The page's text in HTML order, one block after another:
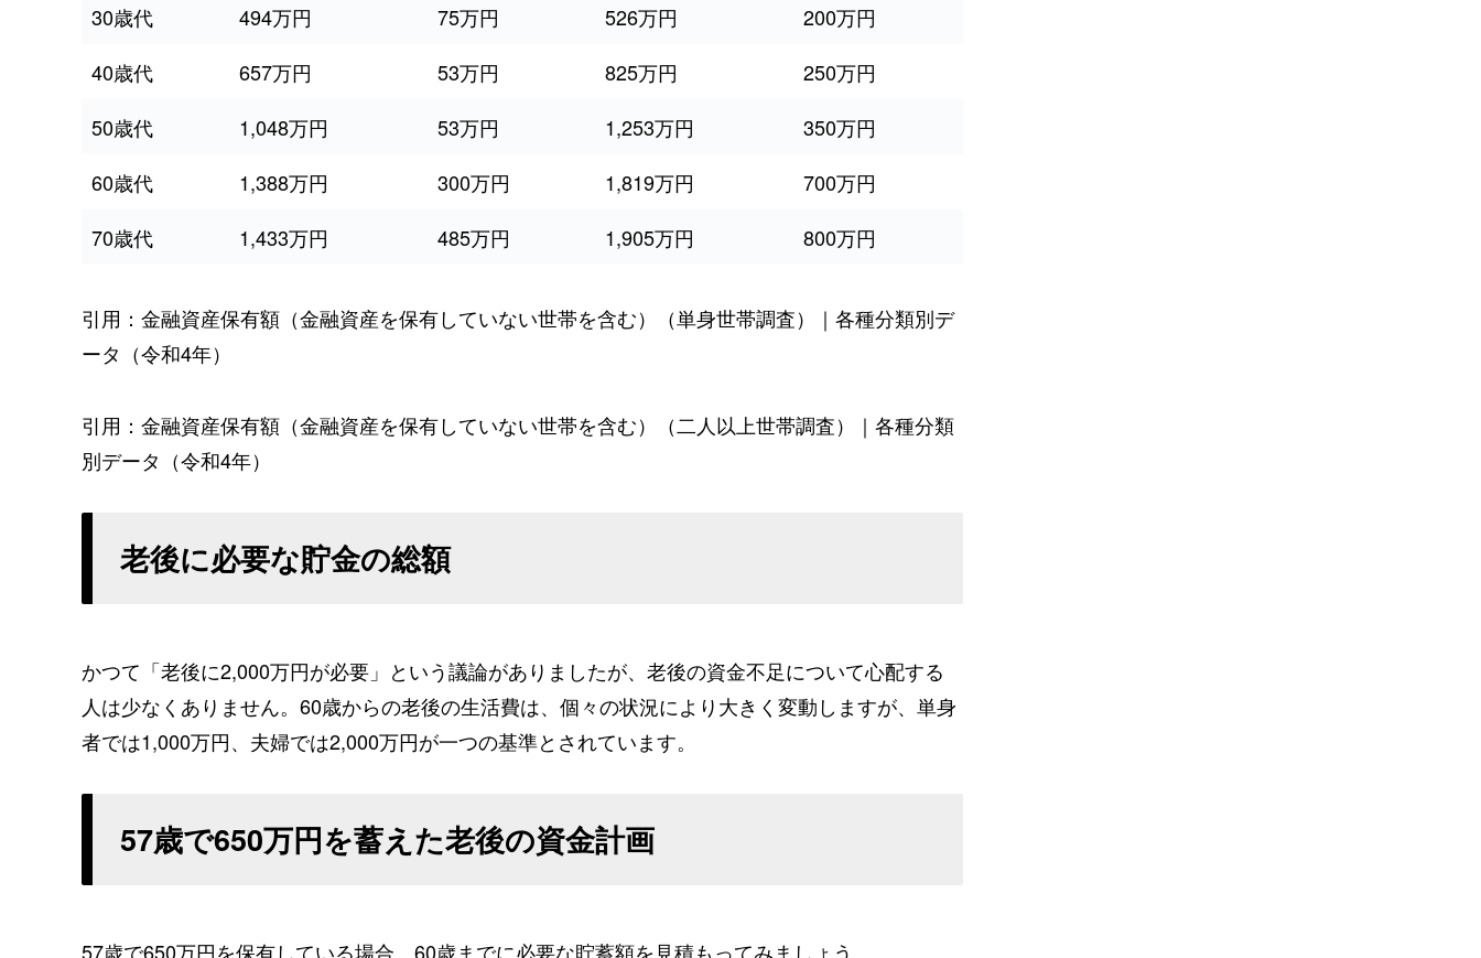
30歳代
494万円 75万円 526万円
200万円
40歳代
657万円 53万円 825万円
250万円
50歳代
1,048万円 53万円 1,253万円
350万円
60歳代
1,388万円 300万円 1,819万円
700万円
70歳代
1,433万円 485万円 1,905万円 800万円
引用：金融資産保有額（金融資産を保有していない世帯を含む）（単身世帯調査）｜各種分類別デ
ータ（令和4年）
引用：金融資産保有額（金融資産を保有していない世帯を含む）（二人以上世帯調査）｜各種分類
別データ（令和4年）
老後に必要な貯金の総額
かつて「老後に2,000万円が必要」という議論がありましたが、老後の資金不足について心配する
人は少なくありません。60歳からの老後の生活費は、個々の状況により大きく変動しますが、単身
者では1,000万円、夫婦では2,000万円が一つの基準とされています。
57歳で650万円を蓄えた老後の資金計画
57歳で650万円を保有している場合、60歳までに必要な貯蓄額を見積もってみましょう。